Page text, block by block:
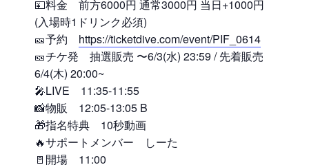
💴料金 前方6000円 通常3000円 当日+1000円
(入場時1ドリンク必須)
🎫予約 https://ticketdive.com/event/PIF_0614
🎫チケ発 抽選販売 〜6/3(水) 23:59 / 先着販売
6/4(木) 20:00~
🎤LIVE 11:35-11:55
📸物販 12:05-13:05 B
🎁指名特典 10秒動画
🔥サポートメンバー しーた
🚪開場 11:00